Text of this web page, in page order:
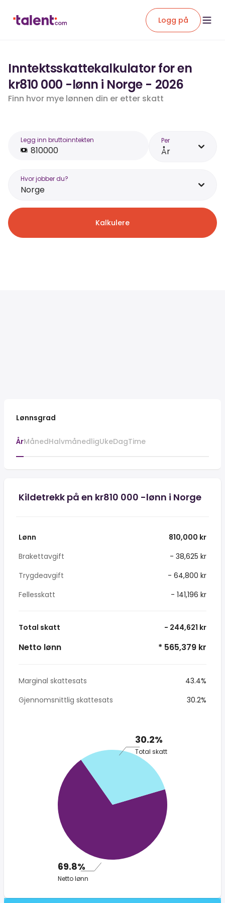
Logg på
Inntektsskattekalkulator for en
kr810 000 -lønn i Norge - 2026
Finn hvor mye lønnen din er etter skatt
Legg inn bruttoinntekten Per
År
Hvor jobber du?
Norge
Kalkulere
Lønnsgrad
ÅrMånedHalvmånedligUkeDagTime
Kildetrekk på en kr810 000 -lønn i Norge
Lønn
810,000 kr
Brakettavgift
- 38,625 kr
Trygdeavgift
- 64,800 kr
Fellesskatt
- 141,196 kr
Total skatt - 244,621 kr
Netto lønn * 565,379 kr
Marginal skattesats
43.4%
Gjennomsnittlig skattesats
30.2%
30.2%
Total skatt
69.8%
Netto lønn